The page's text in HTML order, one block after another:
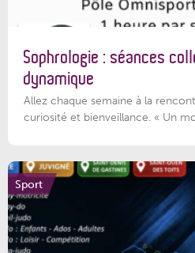
Sophrologie : séances
dynamique
Allez chaque semaine à la
curiosité et bienveillance. « Un
Sport